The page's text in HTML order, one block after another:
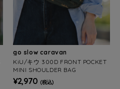
go slow caravan
KiU/キウ 300D FRONT POCKET
MINI SHOULDER BAG
¥2,970 (税込)